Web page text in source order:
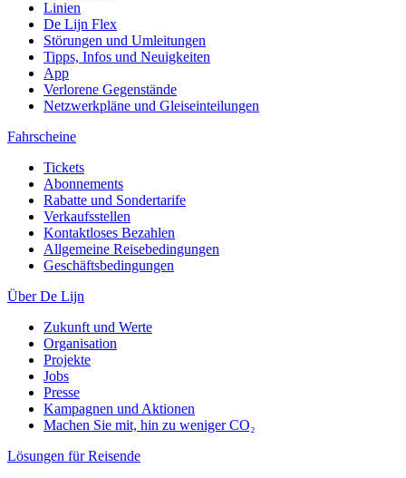
Linien
De Lijn Flex
Störungen und Umleitungen
Tipps, Infos und Neuigkeiten
App
Verlorene Gegenstände
Netzwerkpläne und Gleiseinteilungen
Fahrscheine
Tickets
Abonnements
Rabatte und Sondertarife
Verkaufsstellen
Kontaktloses Bezahlen
Allgemeine Reisebedingungen
Geschäftsbedingungen
Über De Lijn
Zukunft und Werte
Organisation
Projekte
Jobs
Presse
Kampagnen und Aktionen
Machen Sie mit, hin zu weniger CO₂
Lösungen für Reisende